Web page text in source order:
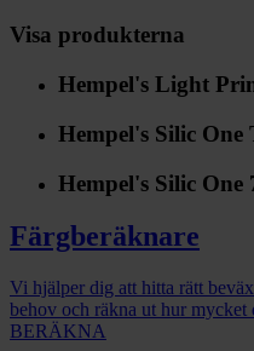
Visa produkterna
Hempel's Light
Hempel's Silic One
Hempel's Silic One
Färgberäknare
Vi hjälper dig att hitta rätt
behov och räkna ut hur mycket
BERÄKNA